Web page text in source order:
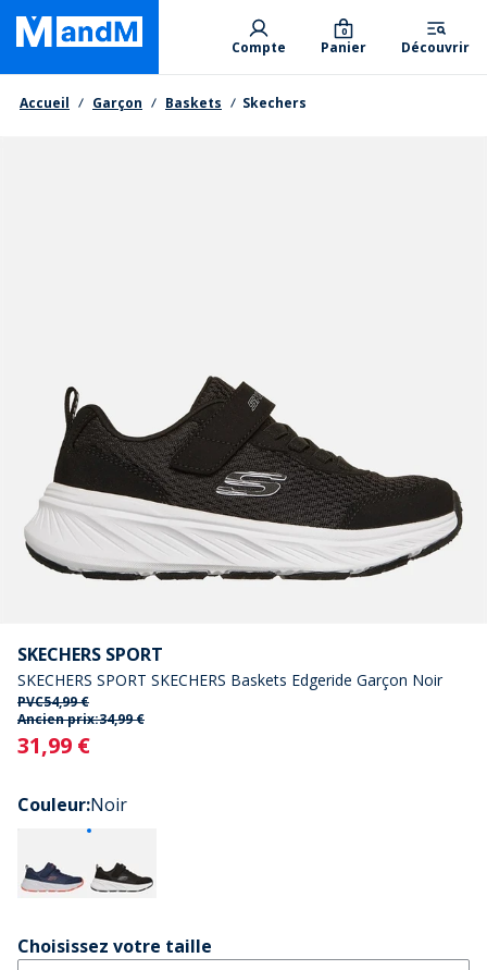
Skip
main
content
Primary departments
Compte Panier
0
Découvrir
Fil d'Ariane
Accueil Garçon Baskets Skechers
SKECHERS SPORT
SKECHERS SPORT SKECHERS Baskets Edgeride Garçon Noir
PVC54,99 €
Ancien prix:34,99 €
Current
31,99 €
Couleur:Noir
Choisissez votre taille